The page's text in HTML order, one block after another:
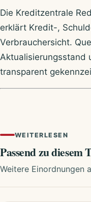
Die Kreditzentrale
erklärt Kredit-,
Verbrauchersicht.
Aktualisierungsstand
transparent
WEITERLESEN
Passend zu diesem
Weitere Einordnungen